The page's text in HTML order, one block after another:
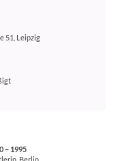
51, Leipzig
– 1995